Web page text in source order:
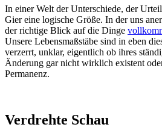
In einer Welt der Unterschiede, der
Gier eine logische Größe. In der uns
der richtige Blick auf die Dinge
Unsere Lebensmaßstäbe sind in eben
verzerrt, unklar, eigentlich ob ihres
Änderung gar nicht wirklich existent
Permanenz.
Verdrehte Schau